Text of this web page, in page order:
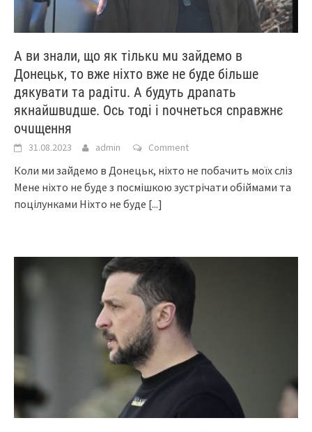
А ви знали, що як тількu мu зайдемо в
Донецьк, то вже ніхто вже не буде більше
дякувати та радітu. А будуть драnать
якнайшвuдше. Ось тоді і nочнеться сnравжнє
очuщення
31.08.2023 admin Comment
Коли ми зайдемо в Донецьк, ніхто не побачить моїх сліз
Мене ніхто не буде з посмішкою зустрічати обіймами та
поцілунками Ніхто не буде [...]